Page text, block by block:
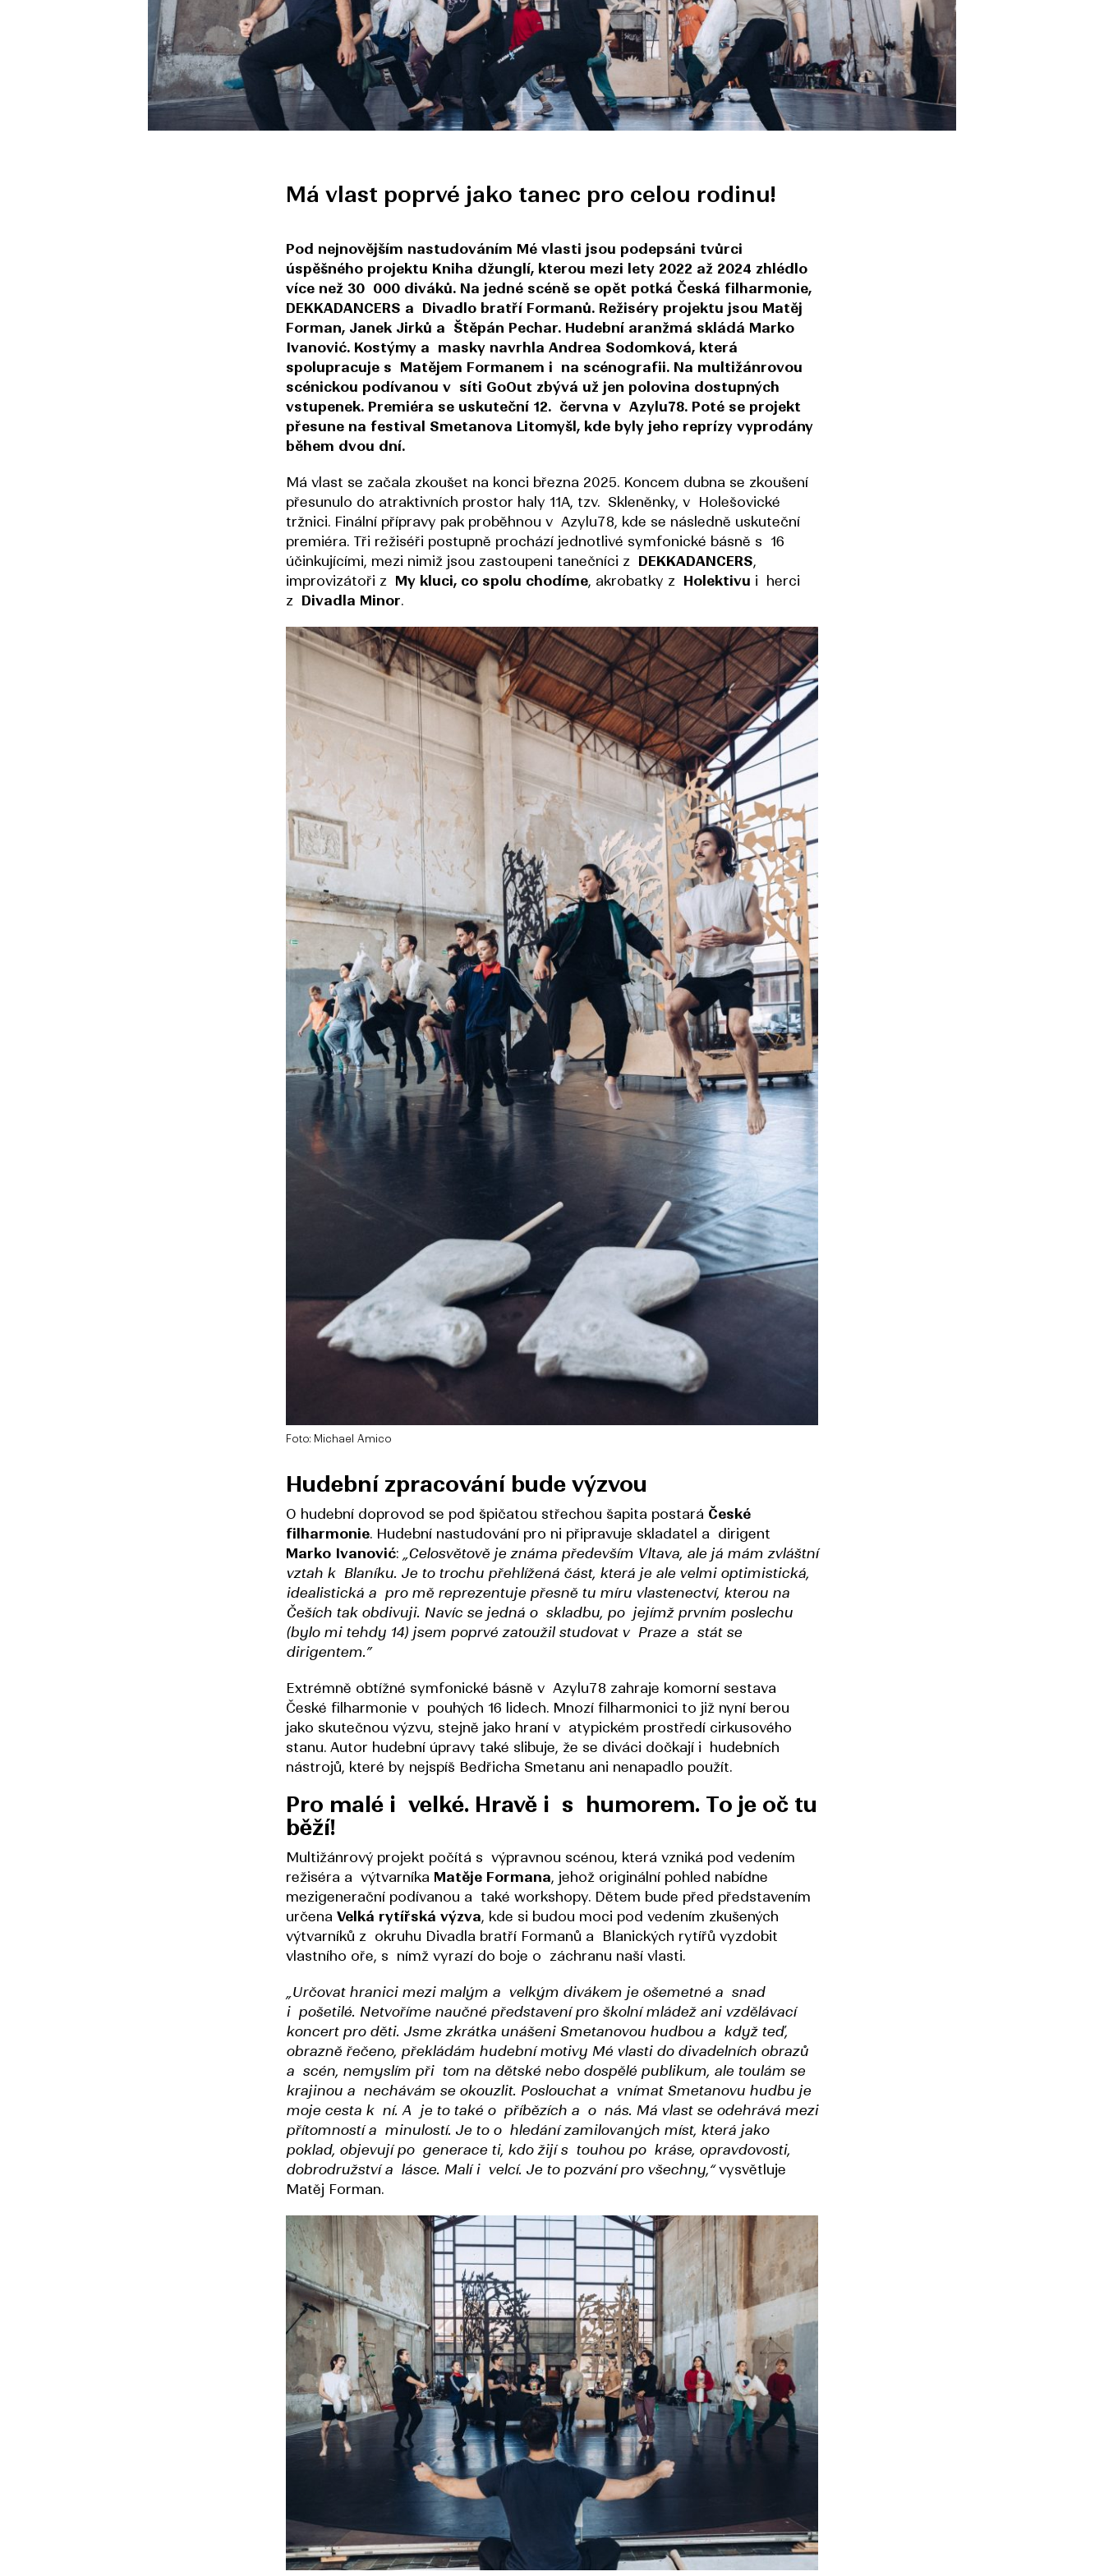
Má vlast poprvé jako tanec pro celou rodinu!
Pod nejnovějším nastudováním Mé vlasti jsou podepsáni tvůrci
úspěšného projektu Kniha džunglí, kterou mezi lety 2022 až 2024 zhlédlo
více než 30 000 diváků. Na jedné scéně se opět potká Česká filharmonie,
DEKKADANCERS a Divadlo bratří Formanů. Režiséry projektu jsou Matěj
Forman, Janek Jirků a Štěpán Pechar. Hudební aranžmá skládá Marko
Ivanović. Kostýmy a masky navrhla Andrea Sodomková, která
spolupracuje s Matějem Formanem i na scénografii. Na multižánrovou
scénickou podívanou v síti GoOut zbývá už jen polovina dostupných
vstupenek. Premiéra se uskuteční 12. června v Azylu78. Poté se projekt
přesune na festival Smetanova Litomyšl, kde byly jeho reprízy vyprodány
během dvou dní.
Má vlast se začala zkoušet na konci března 2025. Koncem dubna se zkoušení
přesunulo do atraktivních prostor haly 11A, tzv. Skleněnky, v Holešovické
tržnici. Finální přípravy pak proběhnou v Azylu78, kde se následně uskuteční
premiéra. Tři režiséři postupně prochází jednotlivé symfonické básně s 16
účinkujícími, mezi nimiž jsou zastoupeni tanečníci z DEKKADANCERS,
improvizátoři z My kluci, co spolu chodíme, akrobatky z Holektivu i herci
z Divadla Minor.
Foto: Michael Amico
Hudební zpracování bude výzvou
O hudební doprovod se pod špičatou střechou šapita postará České
filharmonie. Hudební nastudování pro ni připravuje skladatel a dirigent
Marko Ivanović:
„Celosvětově je známa především Vltava, ale já mám zvláštní
vztah k Blaníku. Je to trochu přehlížená část, která je ale velmi optimistická,
idealistická a pro mě reprezentuje přesně tu míru vlastenectví, kterou na
Češích tak obdivuji. Navíc se jedná o skladbu, po jejímž prvním poslechu
(bylo mi tehdy 14) jsem poprvé zatoužil studovat v Praze a stát se
dirigentem.”
Extrémně obtížné symfonické básně v Azylu78 zahraje komorní sestava
České filharmonie v pouhých 16 lidech. Mnozí filharmonici to již nyní berou
jako skutečnou výzvu, stejně jako hraní v atypickém prostředí cirkusového
stanu. Autor hudební úpravy také slibuje, že se diváci dočkají i hudebních
nástrojů, které by nejspíš Bedřicha Smetanu ani nenapadlo použít.
Pro malé i velké. Hravě i s humorem. To je oč tu
běží!
Multižánrový projekt počítá s výpravnou scénou, která vzniká pod vedením
režiséra a výtvarníka Matěje Formana, jehož originální pohled nabídne
mezigenerační podívanou a také workshopy. Dětem bude před představením
určena Velká rytířská výzva, kde si budou moci pod vedením zkušených
výtvarníků z okruhu Divadla bratří Formanů a Blanických rytířů vyzdobit
vlastního oře, s nímž vyrazí do boje o záchranu naší vlasti.
„Určovat hranici mezi malým a velkým divákem je ošemetné a snad
i pošetilé. Netvoříme naučné představení pro školní mládež ani vzdělávací
koncert pro děti. Jsme zkrátka unášeni Smetanovou hudbou a když teď,
obrazně řečeno, překládám hudební motivy Mé vlasti do divadelních obrazů
a scén, nemyslím při tom na dětské nebo dospělé publikum, ale toulám se
krajinou a nechávám se okouzlit. Poslouchat a vnímat Smetanovu hudbu je
moje cesta k ní. A je to také o příbězích a o nás. Má vlast se odehrává mezi
přítomností a minulostí. Je to o hledání zamilovaných míst, která jako
poklad, objevují po generace ti, kdo žijí s touhou po kráse, opravdovosti,
dobrodružství a lásce. Malí i velcí. Je to pozvání pro všechny,“vysvětluje
Matěj Forman.